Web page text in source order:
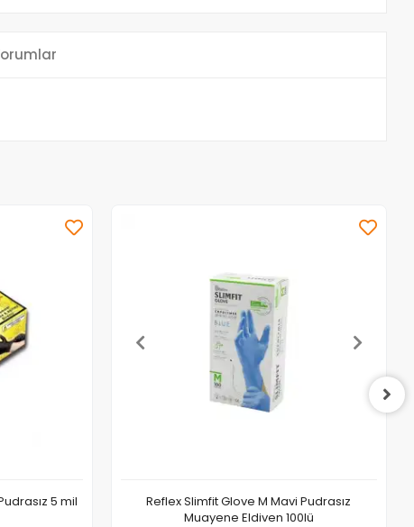
5 mil
Stokta Yok
Reflex Slimfit Glove M Mavi Pudrasız
Muayene Eldiven 100lü